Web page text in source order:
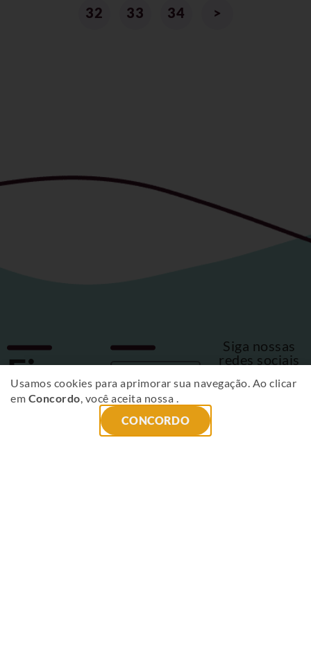
32 33 34 >
Fique
por
dentro
Siga nossas
redes sociais
CONCORDO
Usamos cookies para aprimorar sua navegação. Ao clicar
em Concordo, você aceita nossa .